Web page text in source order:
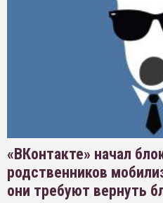
«ВКонтакте» начал
родственников
они требуют вернуть